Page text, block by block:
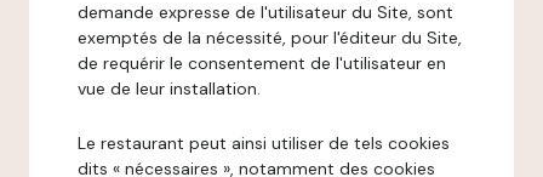
demande expresse de l'utilisateur du Site, sont
exemptés de la nécessité, pour l'éditeur du Site,
de requérir le consentement de l'utilisateur en
vue de leur installation.
Le restaurant peut ainsi utiliser de tels cookies
dits « nécessaires », notamment des cookies